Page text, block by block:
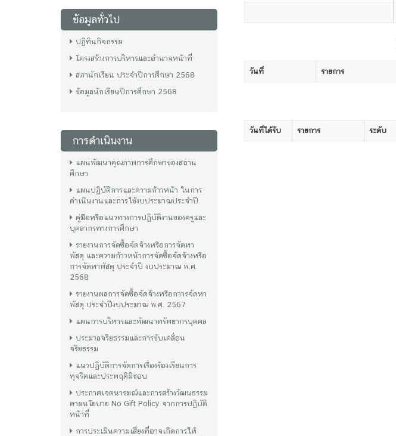
ข้อมูลทั่วไป
ปฏิทินกิจกรรม
โครงสร้างการบริหารและอำนาจหน้าที่
สภานักเรียน ประจำปีการศึกษา 2568
ข้อมูลนักเรียนปีการศึกษา 2568
การดำเนินงาน
แผนพัฒนาคุณภาพการศึกษาของสถาน
ศึกษา
แผนปฏิบัติการและความก้าวหน้า ในการ
ดำเนินงานและการใช้งบประมาณประจำปี
คู่มือหรือแนวทางการปฏิบัติงานของครูและ
บุคลากรทางการศึกษา
รายงานการจัดซื้อจัดจ้างหรือการจัดหา
พัสดุ และความก้าวหน้าการจัดซื้อจัดจ้างหรือ
การจัดหาพัสดุ ประจำปี งบประมาณ พ.ศ.
2568
รายงานผลการจัดซื้อจัดจ้างหรือกาารจัดหา
พัสดุ ประจำปีงบประมาณ พ.ศ. 2567
แผนการบริหารและพัฒนาทรัพยากรบุคคล
ประมวลจริยธรรมและการขับเคลื่อน
จริยธรรม
แนวปฏิบัติการจัดการเรื่องร้องเรียนการ
ทุจริตและประพฤติมิชอบ
ประกาศเจตนารมณ์และการสร้างวัฒนธรรม
ตามนโยบาย No Gift Policy จากการปฏิบัติ
หน้าที่
การประเมินความเสี่ยงที่อาจเกิดการให้
วันที่ รายการ
วันที่ได้รับ รายการ ระดับ